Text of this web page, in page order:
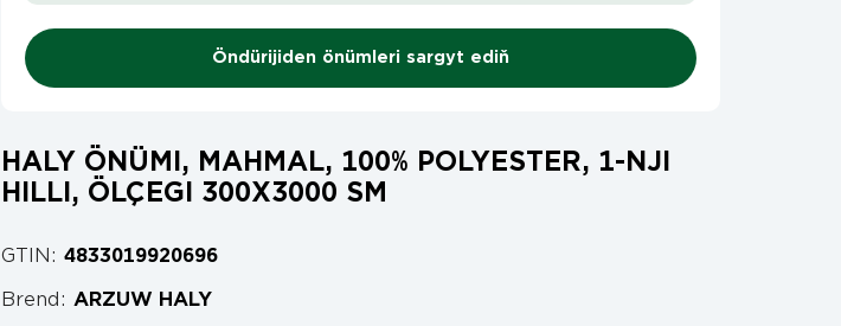
Öndürijiden önümleri sargyt ediň
HALY ÖNÜMI, MAHMAL, 100% POLYESTER, 1-NJI
HILLI, ÖLÇEGI 300X3000 SM
GTIN: 4833019920696
Brend: ARZUW HALY